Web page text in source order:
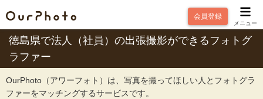
会員登録
メニュー
徳島県で法人（社員）の出張撮影ができるフォトグ
ラファー
OurPhoto（アワーフォト）は、写真を撮ってほしい人とフォトグラ
ファーをマッチングするサービスです。